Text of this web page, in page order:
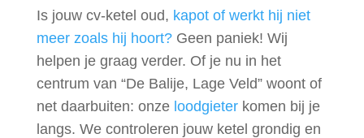
Is jouw cv-ketel oud, kapot of werkt hij niet
meer zoals hij hoort?Geen paniek! Wij
helpen je graag verder. Of je nu in het
centrum van “De Balije, Lage Veld” woont of
net daarbuiten: onze loodgieterkomen bij je
langs. We controleren jouw ketel grondig en